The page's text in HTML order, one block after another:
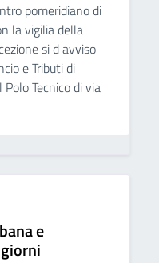
pomeridiano di
la vigilia della
si d avviso
e Tributi di
Tecnico di via
e